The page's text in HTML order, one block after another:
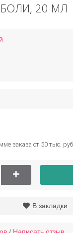
Butterfly
20 МЛ
заказа от 50 тыс. руб
+
В закладки